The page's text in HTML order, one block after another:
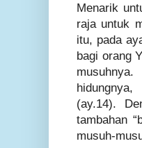
Menarik
raja untuk
itu, pada
bagi orang
(ay.14).
tambahan
musuh-